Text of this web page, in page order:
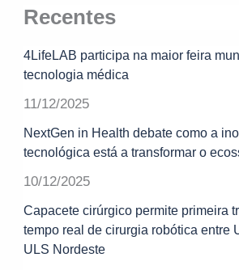
Recentes
4LifeLAB participa na maior feira
tecnologia médica
11/12/2025
NextGen in Health debate como a
tecnológica está a transformar o
10/12/2025
Capacete cirúrgico permite primeira
tempo real de cirurgia robótica entre
ULS Nordeste